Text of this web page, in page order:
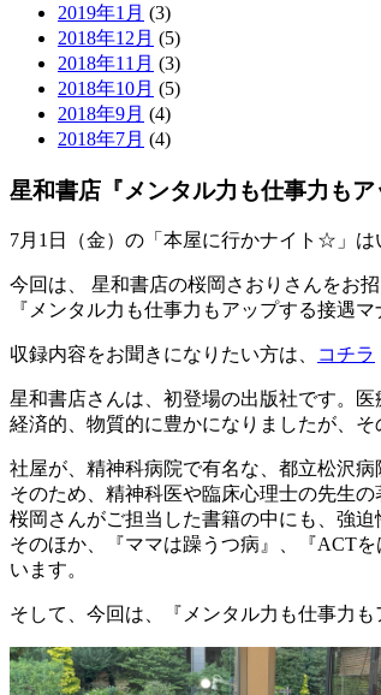
2019年1月 (3)
2018年12月 (5)
2018年11月 (3)
2018年10月 (5)
2018年9月 (4)
2018年7月 (4)
星和書店『メンタル力も仕事力もア
7月1日（金）の「本屋に行かナイト☆」は
今回は、 星和書店の桜岡さおりさんをお
『メンタル力も仕事力もアップする接遇
収録内容をお聞きになりたい方は、 コチラ
星和書店さんは、初登場の出版社です。
経済的、物質的に豊かになりましたが、
社屋が、精神科病院で有名な、都立松沢
そのため、精神科医や臨床心理士の先生
桜岡さんがご担当した書籍の中にも、強
そのほか、『ママは躁うつ病』、『ACT
います。
そして、今回は、『メンタル力も仕事力